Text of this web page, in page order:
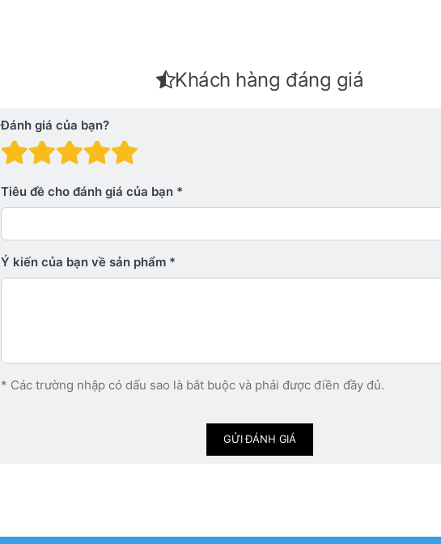
Khách hàng đáng giá
Đánh giá của bạn?
Đánh giá: 4 trên 5 sao.
Đánh giá: 3 trên 5 sao.
Đánh giá: 2 trên 5 sao.
Đánh giá: 1 trên 5 sao. Xấu
Tiêu đề cho đánh giá của bạn
Ý kiến ​​của bạn về sản phẩm
* Các trường nhập có dấu sao là bắt buộc và phải được điền đầy đủ.
GỬI ĐÁNH GIÁ